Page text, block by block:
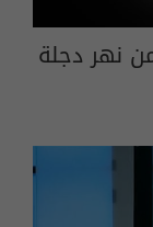
نهر دجلة